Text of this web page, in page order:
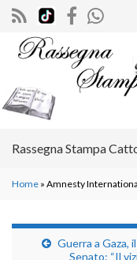
Search for:
Rassegna Stampa
Home » Amnesty
Guerra a Gaza,
Senato: “Il